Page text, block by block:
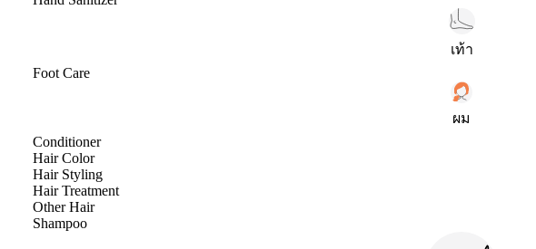
เท้า
Foot Care
ผม
Conditioner
Hair Color
Hair Styling
Hair Treatment
Other Hair
Shampoo